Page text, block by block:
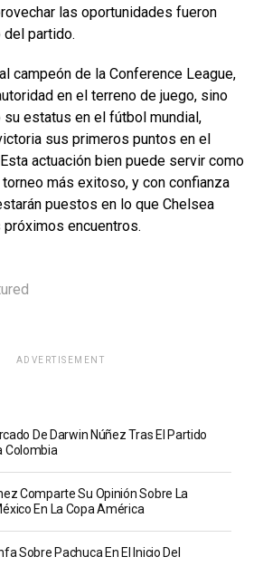
las oportunidades fueron
partido.
campeón de la Conference League,
en el terreno de juego, sino
estatus en el fútbol mundial,
sus primeros puntos en el
actuación bien puede servir como
torneo más exitoso, y con confianza
puestos en lo que Chelsea
encuentros.
ADVERTISEMENT
De Darwin Núñez Tras El Partido
Colombia
Comparte Su Opinión Sobre La
En La Copa América
Sobre Pachuca En El Inicio Del